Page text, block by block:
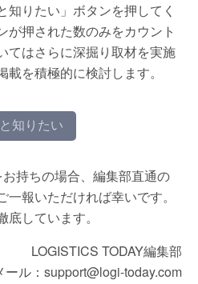
知りたい」ボタンを押してく
が押された数のみをカウント
てはさらに深掘り取材を実施
を積極的に検討します。
知りたい
持ちの場合、編集部直通の
報いただければ幸いです。
しています。
LOGISTICS TODAY編集部
ール：support@logi-today.com